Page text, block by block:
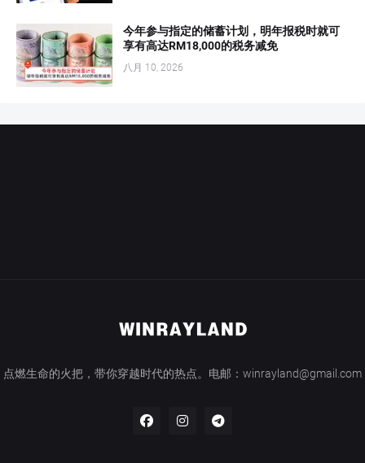
今年参与指定的储蓄计划，明年报税时就可
享有高达RM18,000的税务减免
八月 10, 2026
点燃生命的火把，带你穿越时代的热点。电邮：winrayland@gmail.com